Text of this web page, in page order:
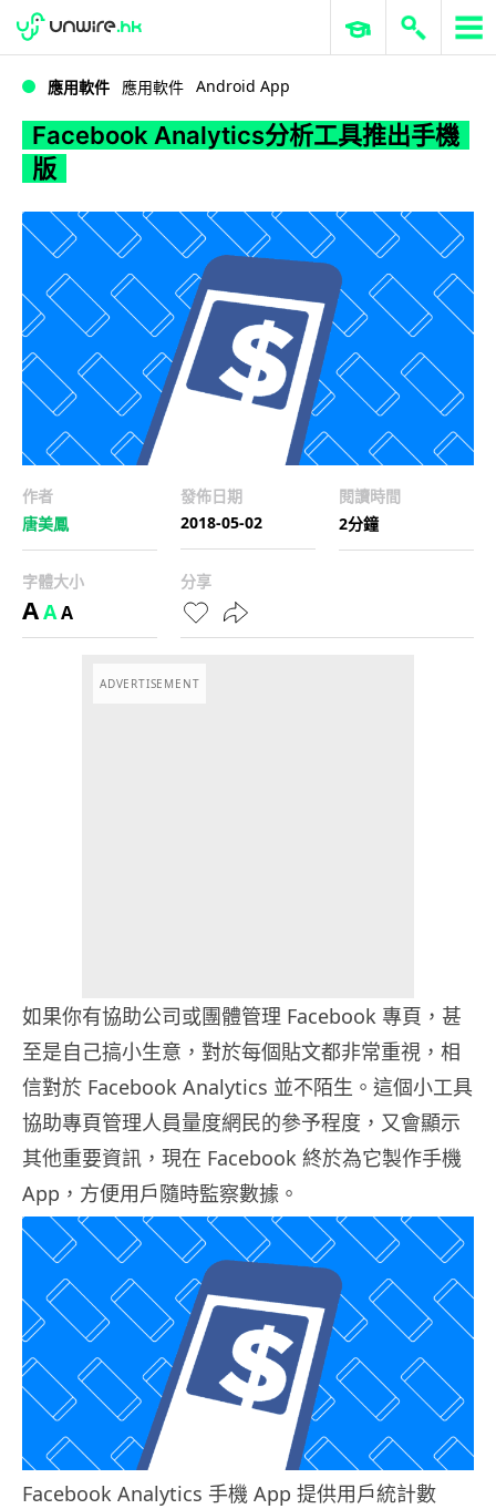
Facebook Analytics分析工具推出手機版
WWDC 2026 ERP 與商業 AI
應用軟件 應用軟件 Android App
Facebook Analytics分析工具推出手機
版
作者
唐美鳳
發佈日期
2018-05-02
閱讀時間
2分鐘
字體大小
AAA
分享
ADVERTISEMENT
如果你有協助公司或團體管理 Facebook 專頁，甚
至是自己搞小生意，對於每個貼文都非常重視，相
信對於 Facebook Analytics 並不陌生。這個小工具
協助專頁管理人員量度網民的參予程度，又會顯示
其他重要資訊，現在 Facebook 終於為它製作手機
App，方便用戶隨時監察數據。
Facebook Analytics 手機 App 提供用戶統計數